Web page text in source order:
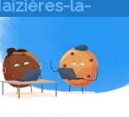
la-
la-